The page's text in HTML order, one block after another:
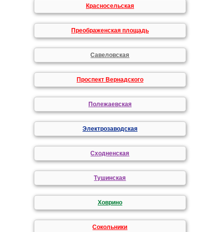
Красносельская
Преображенская площадь
Савеловская
Проспект Вернадского
Полежаевская
Электрозаводская
Сходненская
Тушинская
Ховрино
Сокольники